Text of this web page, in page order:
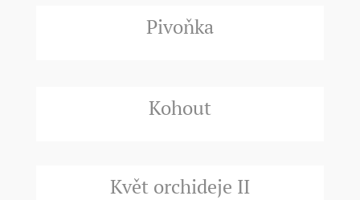
Pivoňka
Kohout
Květ orchideje II